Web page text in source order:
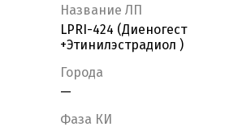
Название ЛП
LPRI-424 (Диеногест
+Этинилэстрадиол )
Города
—
Фаза КИ